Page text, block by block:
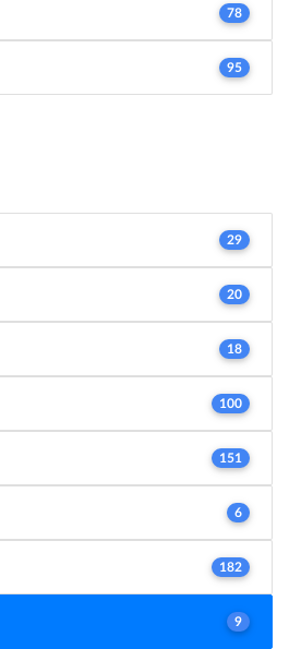
78
95
29
20
18
100
151
6
182
9